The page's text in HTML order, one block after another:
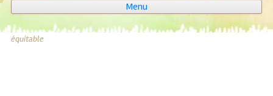
Menu
Aller
au
contenu
équitable